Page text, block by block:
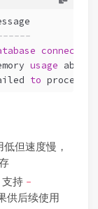
connection
usage above
to process
但速度慢，
持 -
供后续使用